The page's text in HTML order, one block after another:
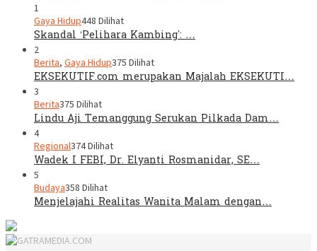
1
Gaya Hidup448 Dilihat
Skandal ‘Pelihara Kambing’: …
2
Berita, Gaya Hidup375 Dilihat
EKSEKUTIF.com merupakan Majalah EKSEKUTI…
3
Berita375 Dilihat
Lindu Aji Temanggung Serukan Pilkada Dam…
4
Regional374 Dilihat
Wadek I FEBI, Dr. Elyanti Rosmanidar, SE…
5
Budaya358 Dilihat
Menjelajahi Realitas Wanita Malam dengan…